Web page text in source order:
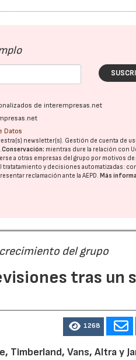
de interempresas.net
Datos
newsletter(s). Gestión de cuenta de
Conservación: mientras dure la relación con
a otras empresas del grupo por motivos
y decisiones automatizadas:
reclamación ante laAEPD.Más
del grupo
tras un
1268
Timberland, Vans, Altra y